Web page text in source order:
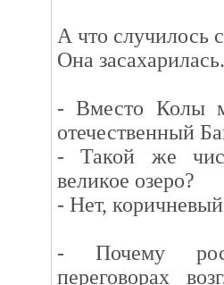
А что случилось
Она
- Вместо Колы
отечественный
- Такой же
великое озеро?
- Нет,
- Почему
переговорах